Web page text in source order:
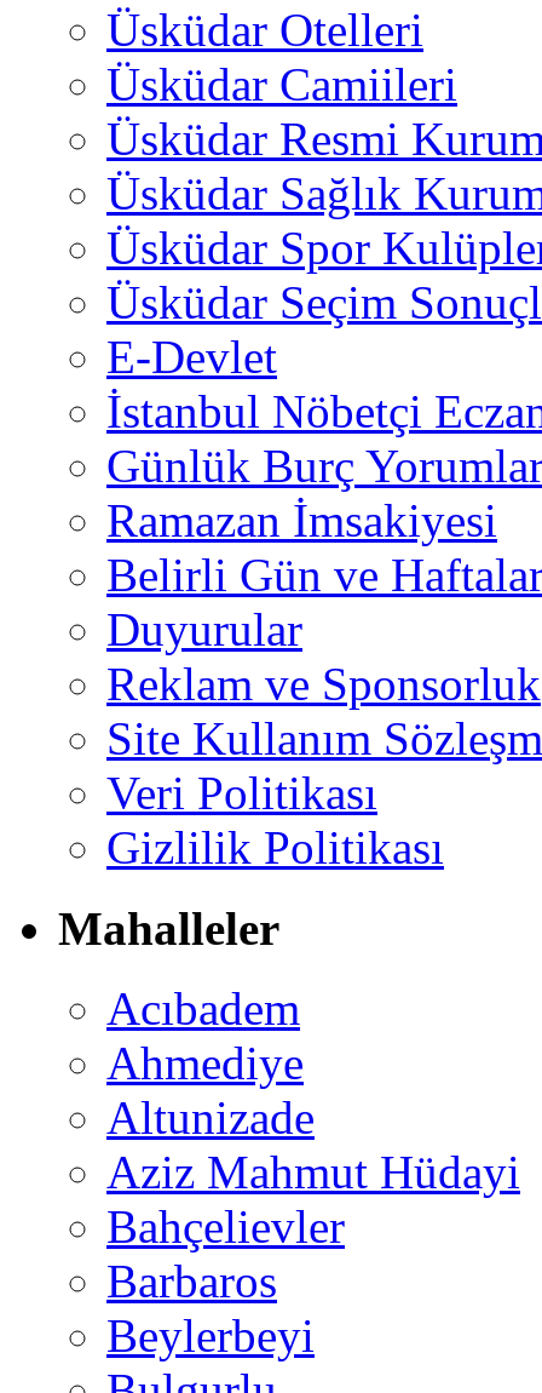
Üsküdar Otelleri
Üsküdar Camiileri
Üsküdar Resmi
Üsküdar Sağlık
Üsküdar Spor
Üsküdar Seçim
E-Devlet
İstanbul Nöbetçi
Günlük Burç
Ramazan İmsakiyesi
Belirli Gün ve
Duyurular
Reklam ve Sponsorluk
Site Kullanım
Veri Politikası
Gizlilik Politikası
Mahalleler
Acıbadem
Ahmediye
Altunizade
Aziz Mahmut Hüdayi
Bahçelievler
Barbaros
Beylerbeyi